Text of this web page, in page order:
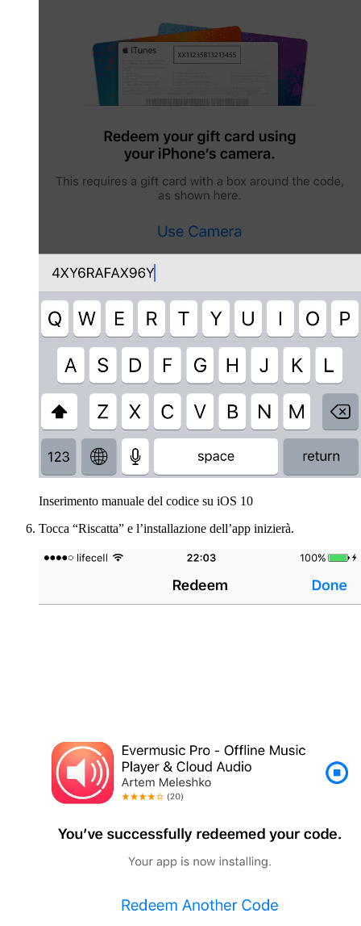
Inserimento manuale del codice su iOS 10
Tocca “Riscatta” e l’installazione dell’app inizierà.